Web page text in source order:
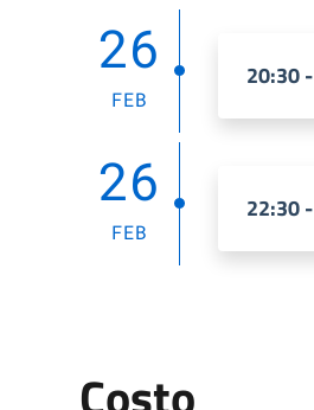
26
FEB
20:30
26
FEB
22:30